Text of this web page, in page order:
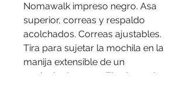
Nomawalk impreso negro. Asa
superior, correas y respaldo
acolchados. Correas ajustables.
Tira para sujetar la mochila en la
manija extensible de un
equipaje de mano. Tiradores de